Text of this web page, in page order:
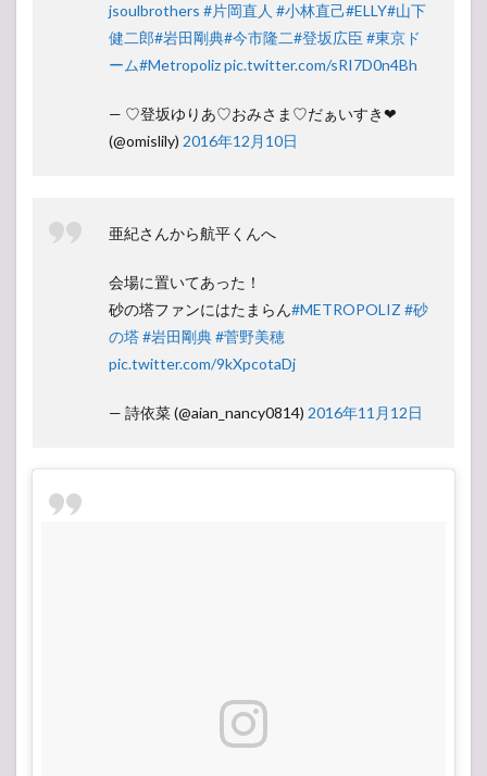
jsoulbrothers #片岡直人 #小林直己#ELLY#山下
健二郎#岩田剛典#今市隆二#登坂広臣 #東京ド
ーム#Metropolizpic.twitter.com/sRI7D0n4Bh
— ♡登坂ゆりあ♡おみさま♡だぁいすき❤
(@omislily) 2016年12月10日
亜紀さんから航平くんへ
会場に置いてあった！
砂の塔ファンにはたまらん#METROPOLIZ #砂
の塔#岩田剛典#菅野美穂
pic.twitter.com/9kXpcotaDj
— 詩依菜 (@aian_nancy0814) 2016年11月12日